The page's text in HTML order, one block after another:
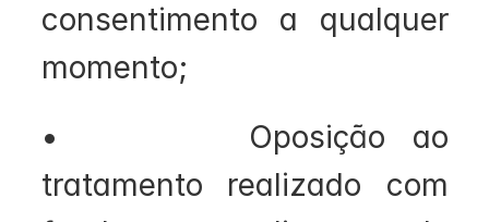
consentimento a qualquer
momento;
•       Oposição ao
tratamento realizado com